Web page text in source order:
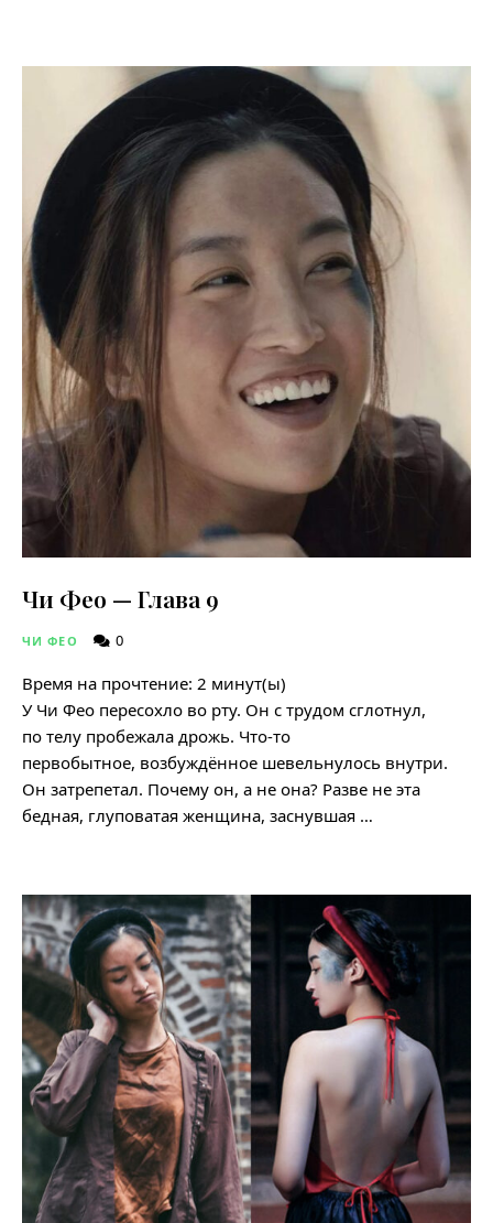
Чи Фео — Глава 9
ЧИ ФЕО 0
Время на прочтение: 2 минут(ы)
У Чи Фео пересохло во рту. Он с трудом сглотнул,
по телу пробежала дрожь. Что-то
первобытное, возбуждённое шевельнулось внутри.
Он затрепетал. Почему он, а не она? Разве не эта
бедная, глуповатая женщина, заснувшая …